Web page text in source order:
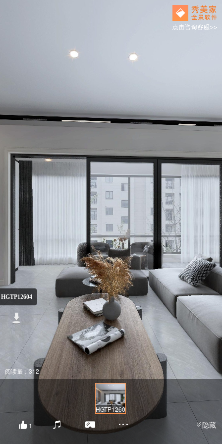
HGTP12604
阅读量：312
HGTP12604
1 隐藏